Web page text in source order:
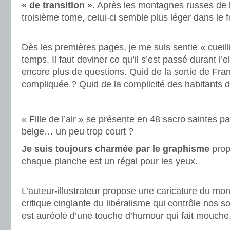
« de transition ». Après les montagnes russes de
troisième tome, celui-ci semble plus léger dans le
Dès les premières pages, je me suis sentie «
temps. Il faut deviner ce qu’il s’est passé durant
encore plus de questions. Quid de la sortie de
compliquée ? Quid de la complicité des habitants
« Fille de l’air » se présente en 48 sacro saintes
belge… un peu trop court ?
Je suis toujours charmée par le graphisme
chaque planche est un régal pour les yeux.
L’auteur-illustrateur propose une caricature du
critique cinglante du libéralisme qui contrôle nos
est auréolé d’une touche d’humour qui fait